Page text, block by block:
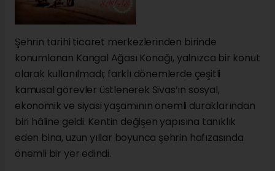
Şehrin tarihi ticaret merkezlerinden birinde
konumlanan Kangal Ağası Konağı, yalnızca bir konut
olarak kullanılmadı; farklı dönemlerde çeşitli
kamusal görevler üstlenerek Sivas’ın sosyal,
ekonomik ve siyasi yaşamının önemli duraklarından
biri hâline geldi. Kentin değişen yapısına tanıklık
eden bina, uzun yıllar boyunca şehrin hafızasında
önemli bir yer edindi.